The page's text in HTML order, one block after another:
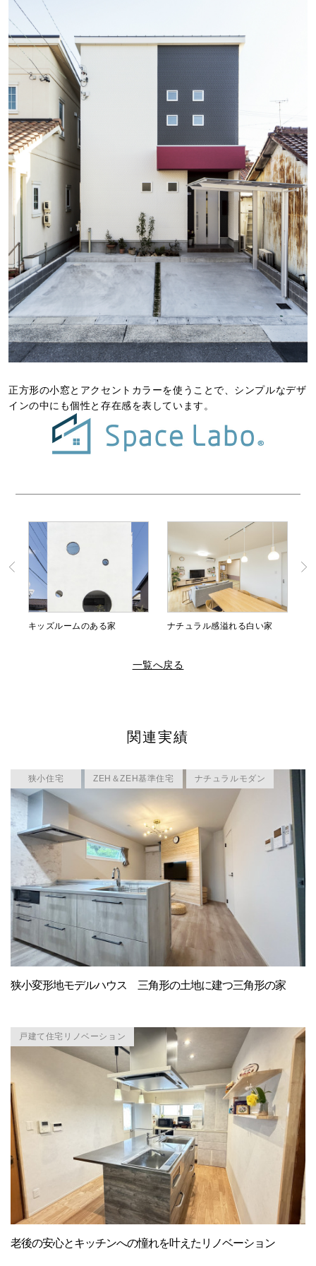
正方形の小窓とアクセントカラーを使うことで、シンプルなデザ
インの中にも個性と存在感を表しています。
キッズルームのある家 ナチュラル感溢れる白い家
一覧へ戻る
関連実績
狭小住宅 ZEH＆ZEH基準住宅 ナチュラルモダン
狭小変形地モデルハウス 三角形の土地に建つ三角形の家
戸建て住宅リノベーション
老後の安心とキッチンへの憧れを叶えたリノベーション